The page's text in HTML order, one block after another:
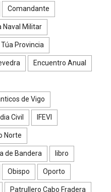
Comandante
Naval Militar
Provincia
Encuentro Anual
de Vigo
Civil IFEVI
Norte
de Bandera libro
Obispo Oporto
Patrullero Cabo Fradera